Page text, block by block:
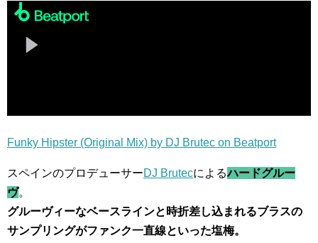
Funky Hipster (Original Mix) by DJ Brutec on Beatport
スペインのプロデューサーDJ Brutecによるハードグルー
ヴ。
グルーヴィーなベースラインと時折差し込まれるブラスの
サンプリングがファンク一直線といった塩梅。